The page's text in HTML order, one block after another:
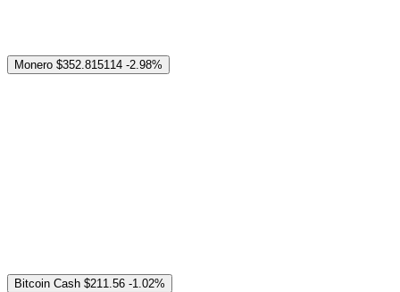
Monero $352.815114 -2.98%
Bitcoin Cash $211.56 -1.02%